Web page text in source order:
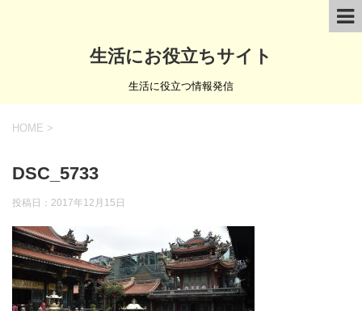
生活にお役立ちサイト
生活に役立つ情報発信
HOME >
DSC_5733
投稿日： 2017年12月15日